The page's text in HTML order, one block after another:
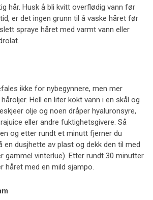
hår. Husk å bli kvitt overflødig vann før
er det ingen grunn til å vaske håret før
spraye håret med varmt vann eller
ikke for nybegynnere, men mer
Hell en liter kokt vann i en skål og
olje og noen dråper hyaluronsyre,
eller andre fuktighetsgivere. Så
og etter rundt et minutt fjerner du
en dusjhette av plast og dekk den til med
gammel vinterlue). Etter rundt 30 minutter
håret med en mild sjampo.